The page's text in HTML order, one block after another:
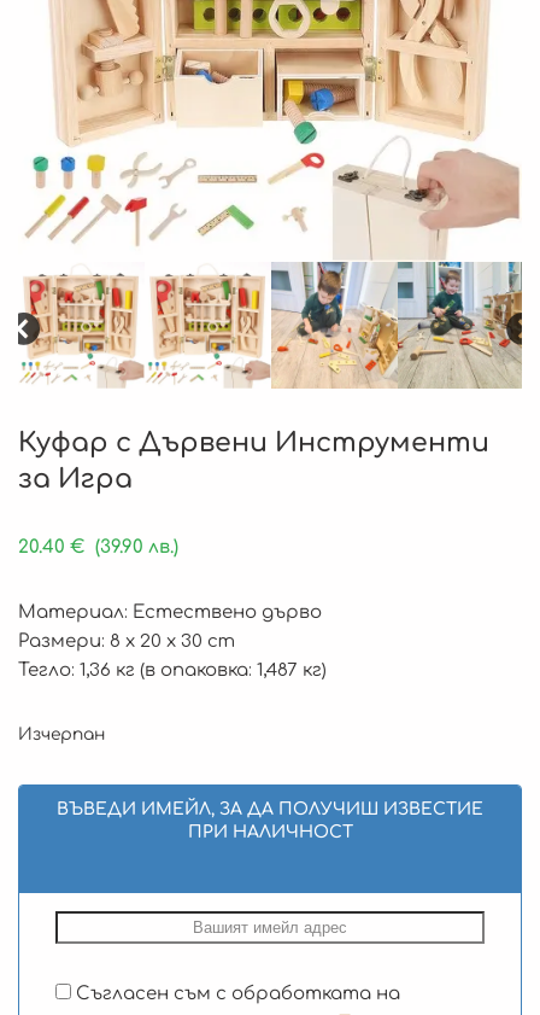
Куфар с Дървени Инструменти
за Игра
20.40 € (39.90 лв.)
Материал: Естествено дърво
Размери: 8 x 20 x 30 cm
Тегло: 1,36 кг (в опаковка: 1,487 кг)
Изчерпан
ВЪВЕДИ ИМЕЙЛ, ЗА ДА ПОЛУЧИШ ИЗВЕСТИЕ
ПРИ НАЛИЧНОСТ
Съгласен съм с обработката на